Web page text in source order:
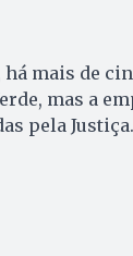
há mais de
mas a
pela Justiça.